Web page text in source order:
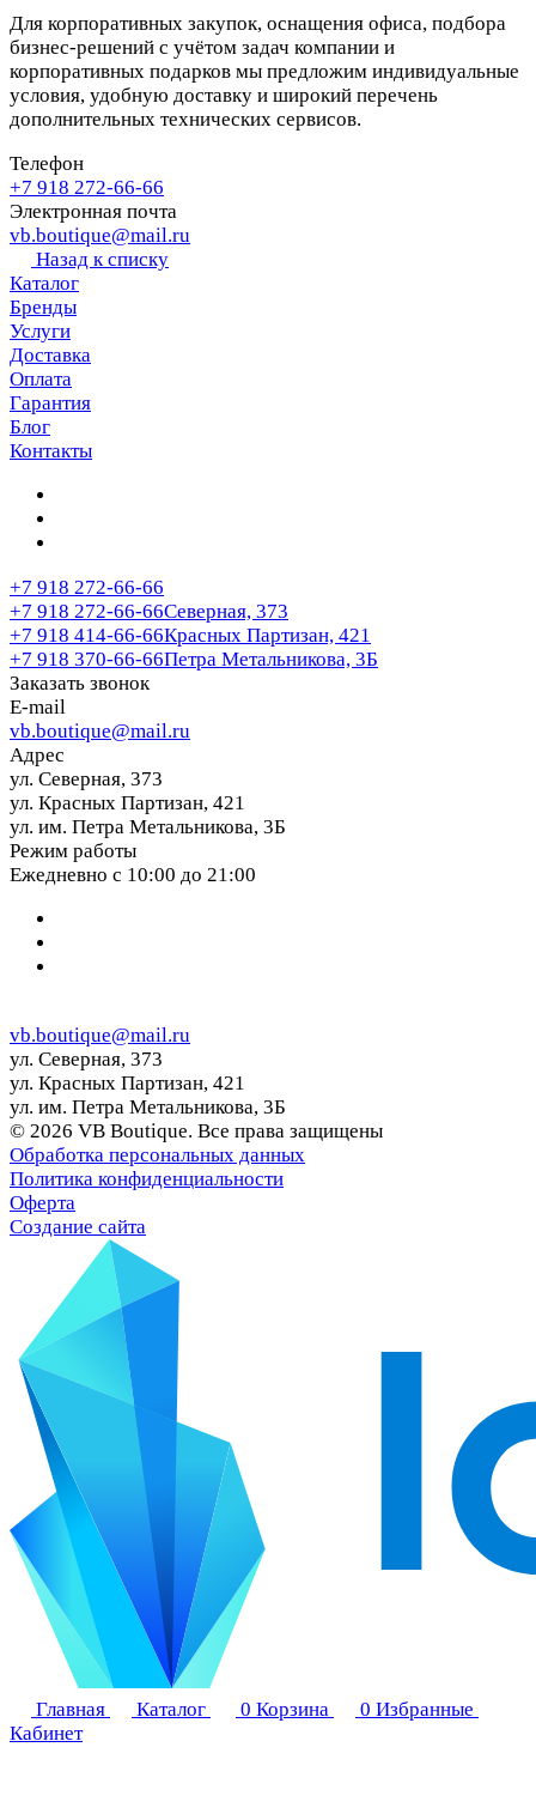
Для корпоративных закупок, оснащения офиса, подбора
бизнес-решений с учётом задач компании и
корпоративных подарков мы предложим индивидуальные
условия, удобную доставку и широкий перечень
дополнительных технических сервисов.
Телефон
+7 918 272-66-66
Электронная почта
vb.boutique@mail.ru
Назад к списку
Каталог
Бренды
Услуги
Доставка
Оплата
Гарантия
Блог
Контакты
+7 918 272-66-66
+7 918 272-66-66Северная, 373
+7 918 414-66-66Красных Партизан, 421
+7 918 370-66-66Петра Метальникова, 3Б
Заказать звонок
E-mail
vb.boutique@mail.ru
Адрес
ул. Северная, 373
ул. Красных Партизан, 421
ул. им. Петра Метальникова, 3Б
Режим работы
Ежедневно с 10:00 до 21:00
vb.boutique@mail.ru
ул. Северная, 373
ул. Красных Партизан, 421
ул. им. Петра Метальникова, 3Б
© 2026 VB Boutique. Все права защищены
Обработка персональных данных
Политика конфиденциальности
Оферта
Создание сайта
Главная Каталог 0 Корзина 0 Избранные
Кабинет